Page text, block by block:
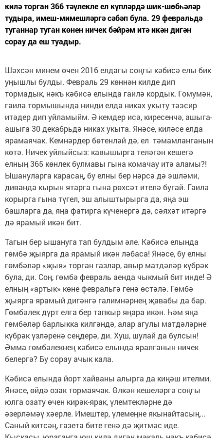
килә торган 366 тәүлекле ел күпләрдә шик-шөбһәләр
тудыра, имеш-мимешләргә сәбәп була. 29 февральдә
туганнар туган көнен ничек бәйрәм итә икән дигән
сорау да еш туадыр.
Шәхсән минем өчен 2016 елдагы соңгы кәбисә елы бик
уңышлы булды. Февраль 29 көннән килде дип
тормадык, нәкъ кәбисә елында гаилә кордык. Гомумән,
гаилә тормышында нинди елда никах укыту тәэсир
итәдер дип уйламыйм. Ә кемдер исә, киресенчә, ашыга-
ашыга 30 декабрьдә никах укыта. Янәсе, киләсе елда
ярамаячак. Кемнәрдер бөтенләй дә, ел тәмамланганын
көтә. Ничек уйлыйсыз: кавышырга теләгән кешегә
елның 365 көнлек булмавы гына комачау итә аламы?!
Ышануларга карасаң, бу елны бер нәрсә дә эшләми,
диванда кырын ятарга гына рөхсәт ителә бугай. Гаилә
корырга гына түгел, эш алыштырырга да, яңа эш
башларга да, яңа фатирга күченергә дә, сәяхәт итәргә
дә ярамый икән бит.
Тагын бер ышануга тап булдым әле. Кәбисә елында
гөмбә җыярга да ярамый икән ләбаса! Янәсе, бу елны
гөмбәләр «җыя» торган газлар, авыр матдәләр күбрәк
була, ди. Соң, гөмбә февраль аенда чыкмый бит инде! Ә
елның «артык» көне февральгә генә өстәлә. Гөмбә
җыярга ярамый дигәнгә галимнәрнең җавабы да бар.
Гөмбәлек дүрт елга бер тапкыр яңара икән. Һәм яңа
гөмбәләр барлыкка килгәндә, алар агулы матдәләрне
күбрәк үзләренә сеңдерә, ди. Хуш, шулай да булсын!
Әмма гөмбәлекнең кәбисә елында яралганын ничек
белергә? Бу сорау ачык кала.
Кәбисә елында йорт хайваны алырга да киңәш ителми.
Янәсе, өйдә озак тормаячак. Өлкән кешеләргә соңгы
юлга озату өчен кирәк-ярак, үлемтекләрне дә
әзерләмәү хәерле. Имештер, үлемеңне якынайтасың...
Саный китсәң, газета бите генә дә җитмәс иде.